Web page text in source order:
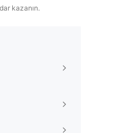
kazanın.